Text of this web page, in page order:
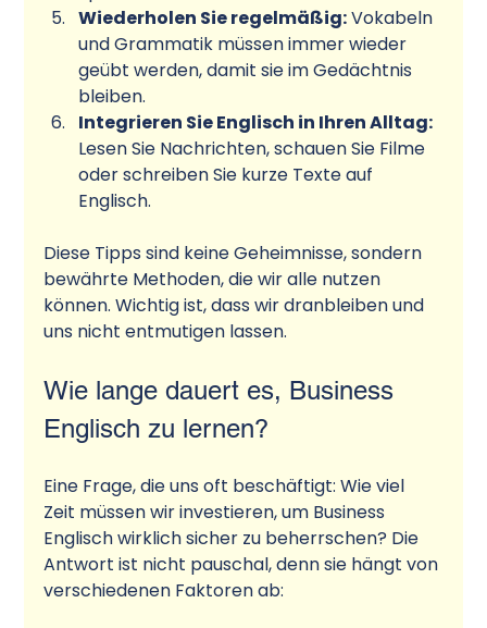
Wiederholen Sie regelmäßig: Vokabeln
und Grammatik müssen immer wieder
geübt werden, damit sie im Gedächtnis
bleiben.
Integrieren Sie Englisch in Ihren Alltag:
Lesen Sie Nachrichten, schauen Sie Filme
oder schreiben Sie kurze Texte auf
Englisch.
Diese Tipps sind keine Geheimnisse, sondern
bewährte Methoden, die wir alle nutzen
können. Wichtig ist, dass wir dranbleiben und
uns nicht entmutigen lassen.
Wie lange dauert es, Business
Englisch zu lernen?
Eine Frage, die uns oft beschäftigt: Wie viel
Zeit müssen wir investieren, um Business
Englisch wirklich sicher zu beherrschen? Die
Antwort ist nicht pauschal, denn sie hängt von
verschiedenen Faktoren ab: